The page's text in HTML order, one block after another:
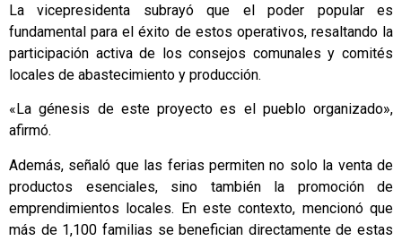
La vicepresidenta subrayó que el poder popular es
fundamental para el éxito de estos operativos, resaltando la
participación activa de los consejos comunales y comités
locales de abastecimiento y producción.
«La génesis de este proyecto es el pueblo organizado»,
afirmó.
Además, señaló que las ferias permiten no solo la venta de
productos esenciales, sino también la promoción de
emprendimientos locales. En este contexto, mencionó que
más de 1,100 familias se benefician directamente de estas